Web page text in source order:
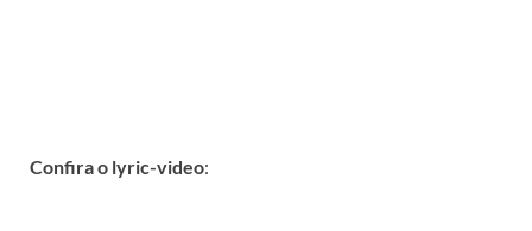
Confira o lyric-video: